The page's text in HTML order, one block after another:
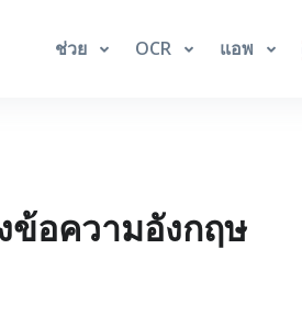
ช่วย OCR แอพ
ข้อความอังกฤษ